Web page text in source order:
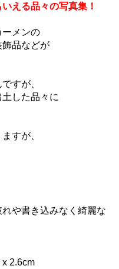
える品々の写真集！
ーメンの
品などが
すが、
した品々に
すが、
や書き込みなく綺麗な
x 2.6cm